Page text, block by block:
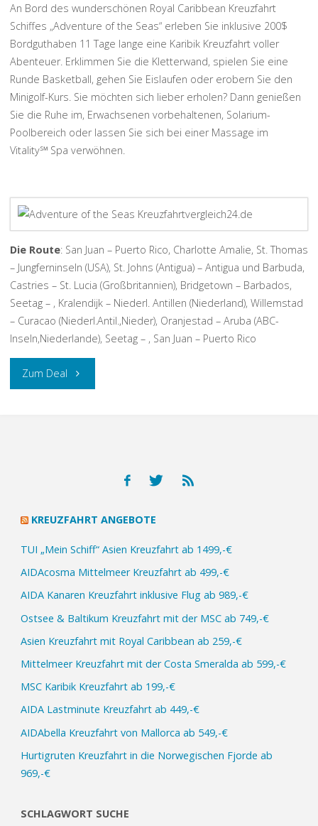
An Bord des wunderschönen Royal Caribbean Kreuzfahrt
Schiffes „Adventure of the Seas“ erleben Sie inklusive 200$
Bordguthaben 11 Tage lange eine Karibik Kreuzfahrt voller
Abenteuer. Erklimmen Sie die Kletterwand, spielen Sie eine
Runde Basketball, gehen Sie Eislaufen oder erobern Sie den
Minigolf-Kurs. Sie möchten sich lieber erholen? Dann genießen
Sie die Ruhe im, Erwachsenen vorbehaltenen, Solarium-
Poolbereich oder lassen Sie sich bei einer Massage im
Vitality℠ Spa verwöhnen.
Die Route: San Juan – Puerto Rico, Charlotte Amalie, St. Thomas
– Jungferninseln (USA), St. Johns (Antigua) – Antigua und Barbuda,
Castries – St. Lucia (Großbritannien), Bridgetown – Barbados,
Seetag – , Kralendijk – Niederl. Antillen (Niederland), Willemstad
– Curacao (Niederl.Antil.,Nieder), Oranjestad – Aruba (ABC-
Inseln,Niederlande), Seetag – , San Juan – Puerto Rico
Zum Deal„Karibik
ab
750,-
KREUZFAHRT ANGEBOTE
TUI „Mein Schiff“ Asien Kreuzfahrt ab 1499,-€
AIDAcosma Mittelmeer Kreuzfahrt ab 499,-€
AIDA Kanaren Kreuzfahrt inklusive Flug ab 989,-€
Ostsee & Baltikum Kreuzfahrt mit der MSC ab 749,-€
Asien Kreuzfahrt mit Royal Caribbean ab 259,-€
Mittelmeer Kreuzfahrt mit der Costa Smeralda ab 599,-€
MSC Karibik Kreuzfahrt ab 199,-€
AIDA Lastminute Kreuzfahrt ab 449,-€
AIDAbella Kreuzfahrt von Mallorca ab 549,-€
Hurtigruten Kreuzfahrt in die Norwegischen Fjorde ab
969,-€
SCHLAGWORT SUCHE